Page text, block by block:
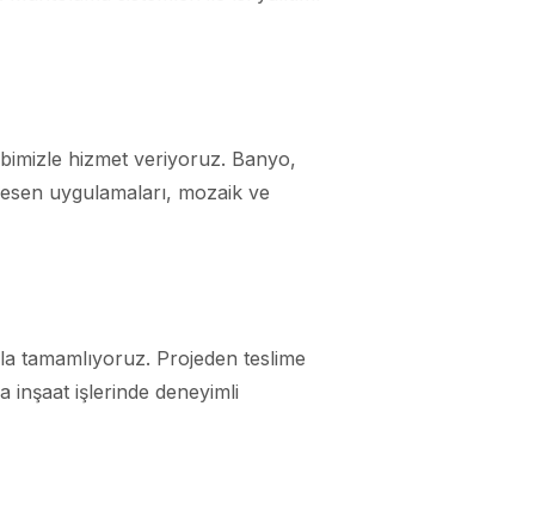
hizmet veriyoruz. Banyo,
uygulamaları, mozaik ve
tamamlıyoruz. Projeden teslime
inşaat işlerinde deneyimli